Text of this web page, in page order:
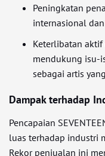
Peningkatan
internasional
Keterlibatan
mendukung isu-
sebagai artis
Dampak terhadap
Pencapaian
luas terhadap industri
Rekor penjualan ini